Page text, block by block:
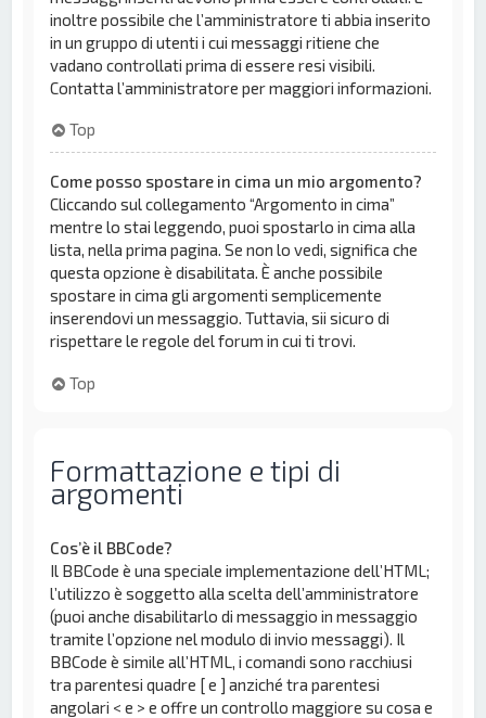
inoltre possibile che l’amministratore ti abbia inserito
in un gruppo di utenti i cui messaggi ritiene che
vadano controllati prima di essere resi visibili.
Contatta l’amministratore per maggiori informazioni.
Top
Come posso spostare in cima un mio argomento?
Cliccando sul collegamento “Argomento in cima”
mentre lo stai leggendo, puoi spostarlo in cima alla
lista, nella prima pagina. Se non lo vedi, significa che
questa opzione è disabilitata. È anche possibile
spostare in cima gli argomenti semplicemente
inserendovi un messaggio. Tuttavia, sii sicuro di
rispettare le regole del forum in cui ti trovi.
Top
Formattazione e tipi di
argomenti
Cos’è il BBCode?
Il BBCode è una speciale implementazione dell’HTML;
l’utilizzo è soggetto alla scelta dell’amministratore
(puoi anche disabilitarlo di messaggio in messaggio
tramite l’opzione nel modulo di invio messaggi). Il
BBCode è simile all’HTML, i comandi sono racchiusi
tra parentesi quadre [ e ] anziché tra parentesi
angolari < e > e offre un controllo maggiore su cosa e